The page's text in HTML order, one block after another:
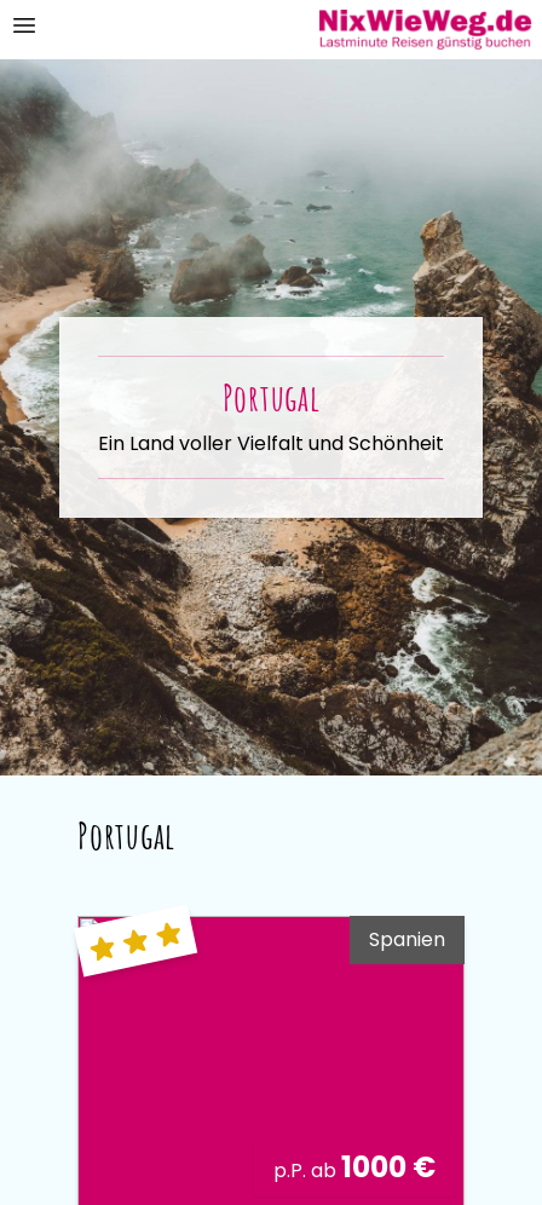
Portugal
Ein Land voller Vielfalt und Schönheit
Portugal
p.P. ab1000 €
Spanien